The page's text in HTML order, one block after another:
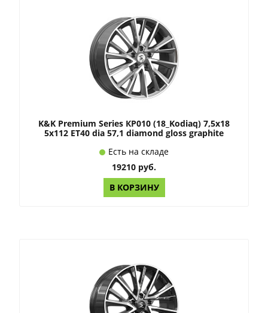
K&K Premium Series КР010 (18_Kodiaq) 7,5x18
5x112 ET40 dia 57,1 diamond gloss graphite
Есть на складе
19210 руб.
В КОРЗИНУ